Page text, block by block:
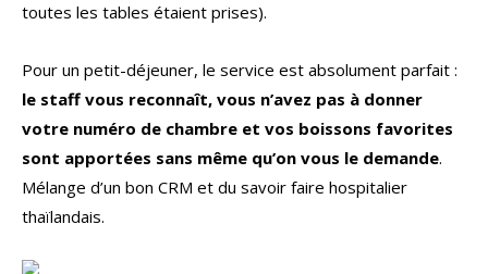
toutes les tables étaient prises).
Pour un petit-déjeuner, le service est absolument parfait :
le staff vous reconnaît, vous n’avez pas à donner
votre numéro de chambre et vos boissons favorites
sont apportées sans même qu’on vous le demande.
Mélange d’un bon CRM et du savoir faire hospitalier
thaïlandais.